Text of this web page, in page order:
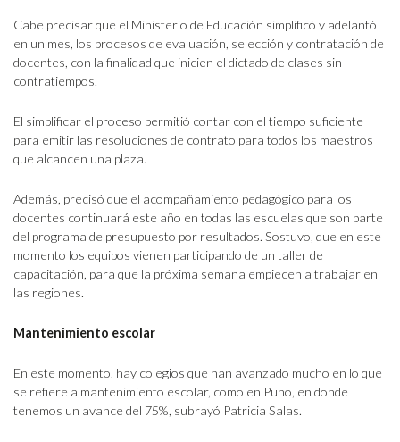
Cabe precisar que el Ministerio de Educación simplificó y adelantó
en un mes, los procesos de evaluación, selección y contratación de
docentes, con la finalidad que inicien el dictado de clases sin
contratiempos.
El simplificar el proceso permitió contar con el tiempo suficiente
para emitir las resoluciones de contrato para todos los maestros
que alcancen una plaza.
Además, precisó que el acompañamiento pedagógico para los
docentes continuará este año en todas las escuelas que son parte
del programa de presupuesto por resultados. Sostuvo, que en este
momento los equipos vienen participando de un taller de
capacitación, para que la próxima semana empiecen a trabajar en
las regiones.
Mantenimiento escolar
En este momento, hay colegios que han avanzado mucho en lo que
se refiere a mantenimiento escolar, como en Puno, en donde
tenemos un avance del 75%, subrayó Patricia Salas.